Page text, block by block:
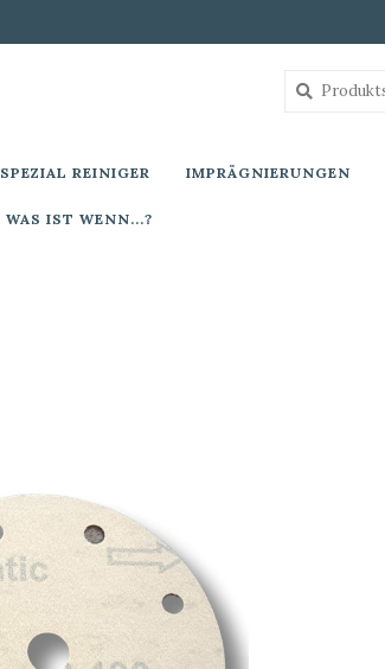
SPEZIAL REINIGER IMPRÄGNIERUNGEN
WAS IST WENN...?